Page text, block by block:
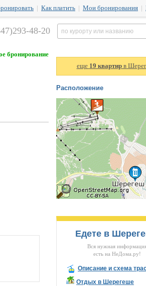
Как платить Мои бронирования
48-20
бронирование
еще 19 квартирв
Расположение
Едете в
Вся нужная
есть на НеДома.ру!
Описание и схема
Отдых в Шерегеше